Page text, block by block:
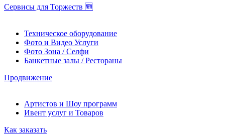
Сервисы для Торжеств 🆕
Техническое оборудование
Фото и Видео Услуги
Фото Зона / Селфи
Банкетные залы / Рестораны
Продвижение
Артистов и Шоу программ
Ивент услуг и Товаров
Как заказать